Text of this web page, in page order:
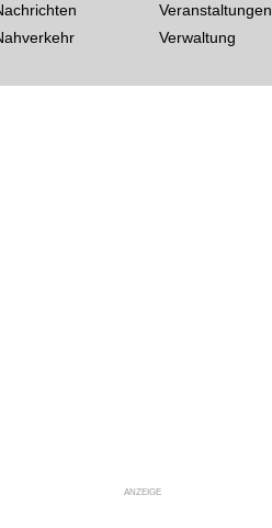
Veranstaltungen
Verwaltung
ANZEIGE